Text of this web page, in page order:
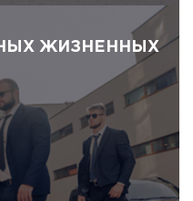
ЖИЗНЕННЫХ